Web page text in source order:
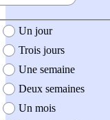
création de l'offre
Un jour
Trois jours
Une semaine
Deux semaines
Un mois